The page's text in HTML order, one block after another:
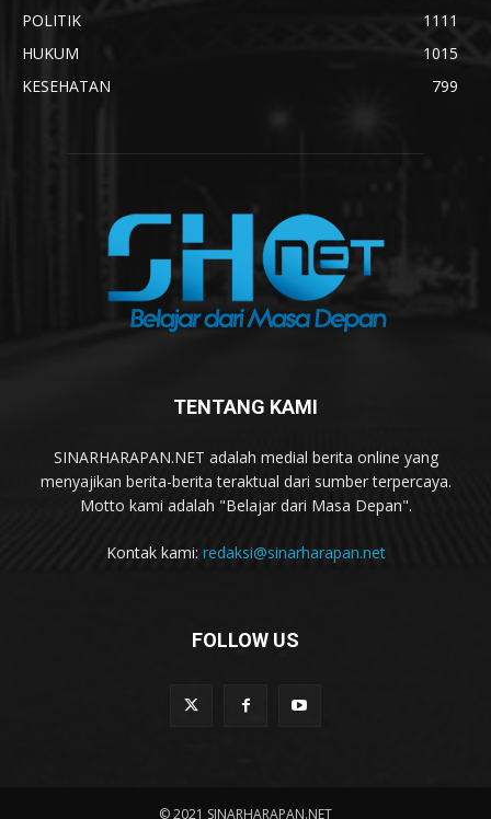
POLITIK
1111
HUKUM
1015
KESEHATAN
799
TENTANG KAMI
SINARHARAPAN.NET adalah medial berita online yang
menyajikan berita-berita teraktual dari sumber terpercaya.
Motto kami adalah "Belajar dari Masa Depan".
Kontak kami: redaksi@sinarharapan.net
FOLLOW US
© 2021 SINARHARAPAN.NET